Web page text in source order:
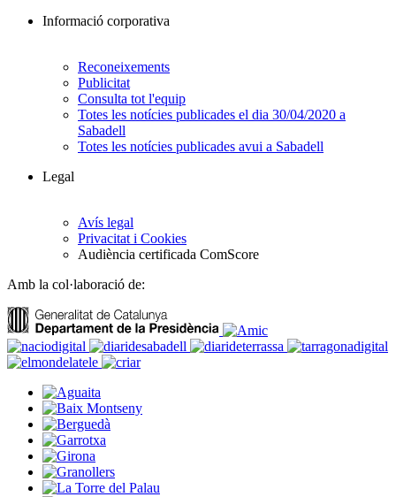
Informació corporativa
Reconeixements
Publicitat
Consulta tot l'equip
Totes les notícies publicades el dia 30/04/2020 a
Sabadell
Totes les notícies publicades avui a Sabadell
Legal
Avís legal
Privacitat i Cookies
Audiència certificada ComScore
Amb la col·laboració de: